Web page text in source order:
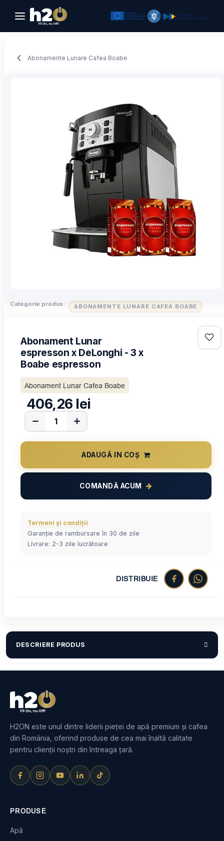
Abonamente Lunare Cafea Boabe
Categorie produs : ABONAMENTE LUNARE CAFEA BOABE
Abonament Lunar
espresson x DeLonghi - 3 x
Boabe espresson
Abonament Lunar Cafea Boabe
406,26 lei
ADAUGĂ IN COȘ
COMANDĂ ACUM
Termeni și condiții
Garanție de rambursare în 30 de zile
Livrare: 2-3 zile lucrătoare
DISTRIBUIE
DESCRIERE PRODUS
H2ON este unul dintre liderii pieței de apă premium și cafea
din România, oferind produse de cea mai înaltă calitate
pentru clienții noștri din întreaga țară.
PRODUSE
Apă